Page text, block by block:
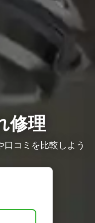
修理
コミを比較しよう